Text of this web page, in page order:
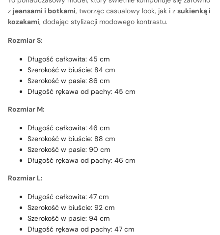
z jeansami i botkami, tworząc casualowy look, jak i z sukienką i
kozakami, dodając stylizacji modowego kontrastu.
Rozmiar S:
Długość całkowita: 45 cm
Szerokość w biuście: 84 cm
Szerokość w pasie: 86 cm
Długość rękawa od pachy: 45 cm
Rozmiar M:
Długość całkowita: 46 cm
Szerokość w biuście: 88 cm
Szerokość w pasie: 90 cm
Długość rękawa od pachy: 46 cm
Rozmiar L:
Długość całkowita: 47 cm
Szerokość w biuście: 92 cm
Szerokość w pasie: 94 cm
Długość rękawa od pachy: 47 cm